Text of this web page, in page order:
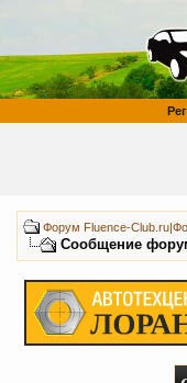
Форум Fluence-
Сообщение